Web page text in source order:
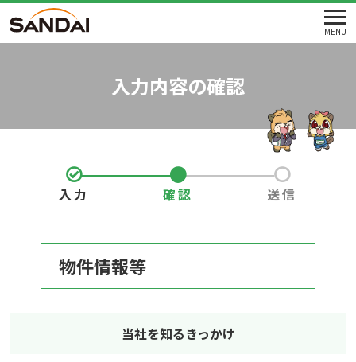
MENU
入力内容の確認
入力 確認 送信
物件情報等
当社を知るきっかけ